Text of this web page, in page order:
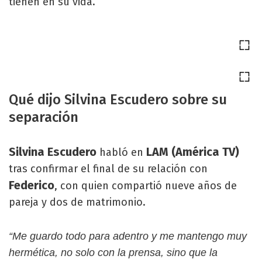
Qué dijo Silvina Escudero sobre su
separación
Silvina Escudero habló en LAM (América TV)
tras confirmar el final de su relación con
Federico, con quien compartió nueve años de
pareja y dos de matrimonio.
“Me guardo todo para adentro y me mantengo muy
hermética, no solo con la prensa, sino que la